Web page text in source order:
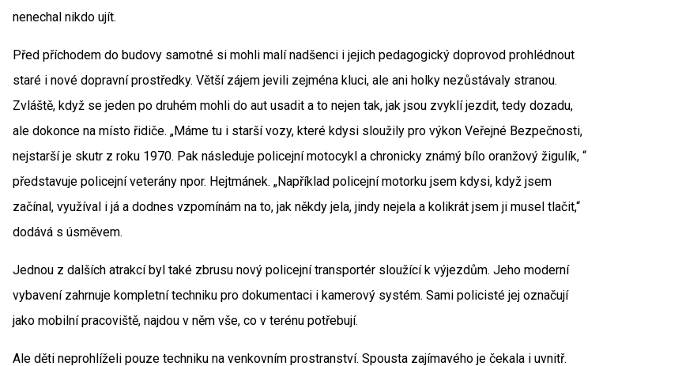
nenechal nikdo ujít.
Před příchodem do budovy samotné si mohli malí nadšenci i jejich pedagogický doprovod prohlédnout
staré i nové dopravní prostředky. Větší zájem jevili zejména kluci, ale ani holky nezůstávaly stranou.
Zvláště, když se jeden po druhém mohli do aut usadit a to nejen tak, jak jsou zvyklí jezdit, tedy dozadu,
ale dokonce na místo řidiče. „Máme tu i starší vozy, které kdysi sloužily pro výkon Veřejné Bezpečnosti,
nejstarší je skutr z roku 1970. Pak následuje policejní motocykl a chronicky známý bílo oranžový žigulík, “
představuje policejní veterány npor. Hejtmánek. „Například policejní motorku jsem kdysi, když jsem
začínal, využíval i já a dodnes vzpomínám na to, jak někdy jela, jindy nejela a kolikrát jsem ji musel tlačit,“
dodává s úsměvem.
Jednou z dalších atrakcí byl také zbrusu nový policejní transportér sloužící k výjezdům. Jeho moderní
vybavení zahrnuje kompletní techniku pro dokumentaci i kamerový systém. Sami policisté jej označují
jako mobilní pracoviště, najdou v něm vše, co v terénu potřebují.
Ale děti neprohlíželi pouze techniku na venkovním prostranství. Spousta zajímavého je čekala i uvnitř.